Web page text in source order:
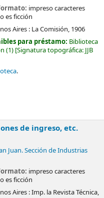
impreso caracteres
es ficción
Aires : La Comisión, 1906
para préstamo: Biblioteca
(1) Signatura topográfica: JJB
.
de ingreso, etc.
Juan. Sección de Industrias
impreso caracteres
es ficción
Aires :Imp. la Revista Técnica,